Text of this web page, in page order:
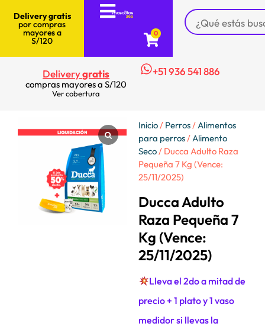
Delivery gratis
por compras
mayores a
S/120
0
Deliverygratis
compras mayores a S/120
Ver cobertura
+51 936 541 886
Inicio/ Perros/Alimentos
para perros/Alimento
Seco/ Ducca Adulto Raza
Pequeña 7 Kg (Vence:
25/11/2025)
Ducca Adulto
Raza Pequeña 7
Kg (Vence:
25/11/2025)
Lleva el 2do a mitad de
precio + 1 plato y 1 vaso
medidor si llevas la